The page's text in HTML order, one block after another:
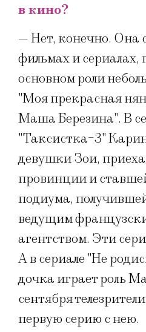
в кино?
— Нет, конечно. Она
фильмах и сериалах,
основном роли
"Моя прекрасная
Маша Березина". В
"Таксистка-3"
девушки Зои,
провинции и
подиума,
ведущим
агентством. Эти
А в сериале "Не
дочка играет роль
сентября
первую серию с нею.